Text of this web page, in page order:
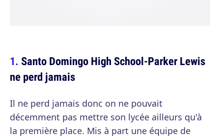
Santo Domingo High School-Parker Lewis
ne perd jamais
Il ne perd jamais donc on ne pouvait
décemment pas mettre son lycée ailleurs qu'à
la première place. Mis à part une équipe de